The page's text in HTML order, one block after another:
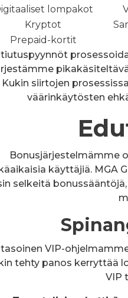
lompakot
Kryptot
Prepaid-kortit
Kukin siirtojen
väärinkäytösten
Bonusjärjestelmämme
käyttäjiä. MGA
selkeitä
VIP-
tehty panos kerryttää
VIP